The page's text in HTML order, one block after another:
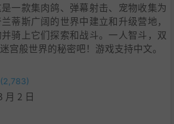
一款集肉鸽、弹幕射击、宠物收集为
蒂斯广阔的世界中建立和升级营地，
骑上它们探索和战斗。一人智斗，双
宫般世界的秘密吧！游戏支持中文。
月 2 日